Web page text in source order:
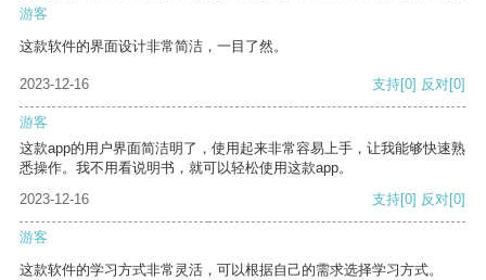
游客
这款软件的界面设计非常简洁，一目了然。
2023-12-16 支持[0] 反对[0]
游客
这款app的用户界面简洁明了，使用起来非常容易上手，让我能够快速熟
悉操作。我不用看说明书，就可以轻松使用这款app。
2023-12-16
支持[0] 反对[0]
游客
这款软件的学习方式非常灵活，可以根据自己的需求选择学习方式。